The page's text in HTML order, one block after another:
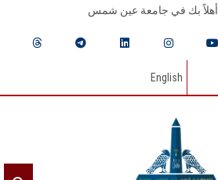
أهلاً بك في جامعة عين شمس
English